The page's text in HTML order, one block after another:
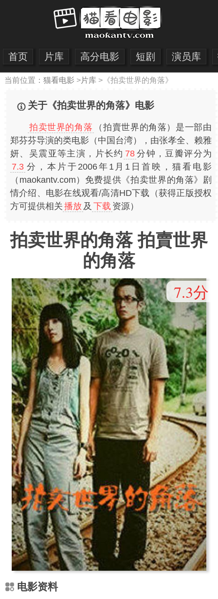
首页 片库 高分电影 短剧 演员库
当前位置： 猫看电影 >片库>《拍卖世界的角落》
关于《拍卖世界的角落》电影
拍卖世界的角落
（拍賣世界的角落）是一部由
郑芬芬导演的类电影（中国台湾），由张孝全、赖雅
妍、吴震亚等主演，片长约 78 分钟，豆瓣评分为
7.3 分，本片于2006年1月1日首映，猫看电影
（maokantv.com）免费提供《拍卖世界的角落》剧
情介绍、电影在线观看/高清HD下载（获得正版授权
方可提供相关 播放 及 下载 资源）
拍卖世界的角落 拍賣世界
的角落
7.3分
电影资料